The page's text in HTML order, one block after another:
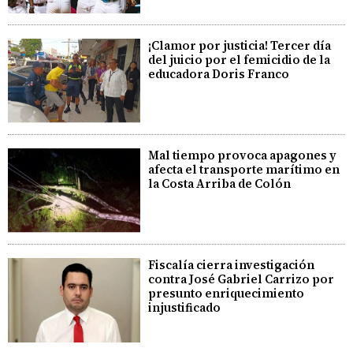
¡Clamor por justicia! Tercer día
del juicio por el femicidio de la
educadora Doris Franco
Mal tiempo provoca apagones y
afecta el transporte marítimo en
la Costa Arriba de Colón
Fiscalía cierra investigación
contra José Gabriel Carrizo por
presunto enriquecimiento
injustificado